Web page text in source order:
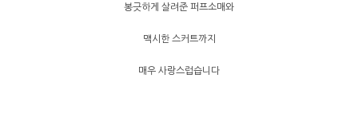
봉긋하게 살려준 퍼프소매와
맥시한 스커트까지
매우 사랑스럽습니다